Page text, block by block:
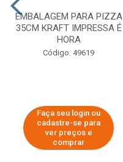
EMBALAGEM PARA PIZZA
35CM KRAFT IMPRESSA É
HORA
Código: 49619
Faça seu login ou
cadastre-se para
ver preços e
comprar